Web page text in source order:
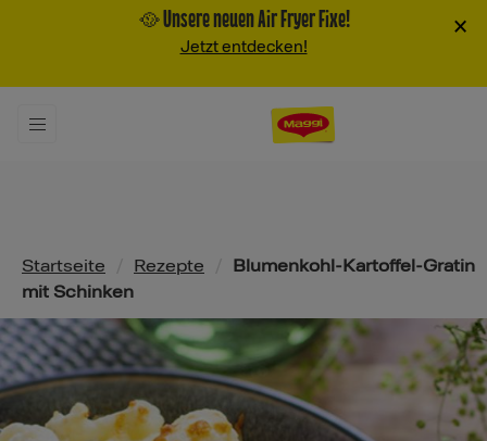
🥘 Unsere neuen Air Fryer Fixe!
Jetzt entdecken!
×
Pfadnavigation
Startseite Rezepte
Blumenkohl-Kartoffel-Gratin
mit Schinken